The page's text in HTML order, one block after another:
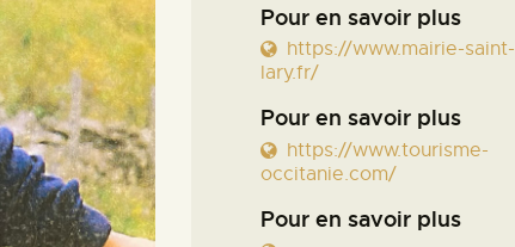
Pour en savoir plus
https://www.mairie-saint-
lary.fr/
Pour en savoir plus
https://www.tourisme-
occitanie.com/
Pour en savoir plus